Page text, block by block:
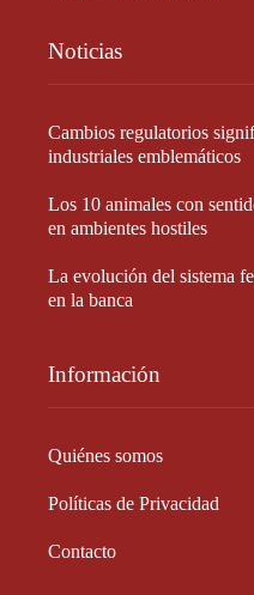
Noticias
Cambios regulatorios
industriales emblemáticos
Los 10 animales con
en ambientes hostiles
La evolución del sistema
en la banca
Información
Quiénes somos
Políticas de Privacidad
Contacto